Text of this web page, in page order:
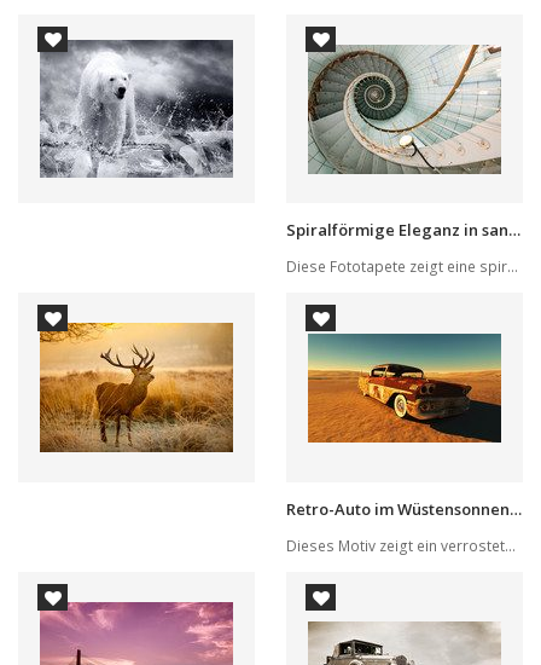
Spiralförmige Eleganz in sanftem Blau
Diese Fototapete zeigt eine spiralförmige, rost...
Retro-Auto im Wüstensonnenuntergang
Dieses Motiv zeigt ein verrostetes, altes Fahrz...